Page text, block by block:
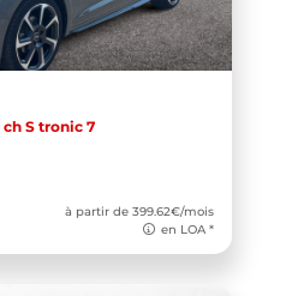
ch S tronic 7
à partir de 399.62€/mois
en LOA *